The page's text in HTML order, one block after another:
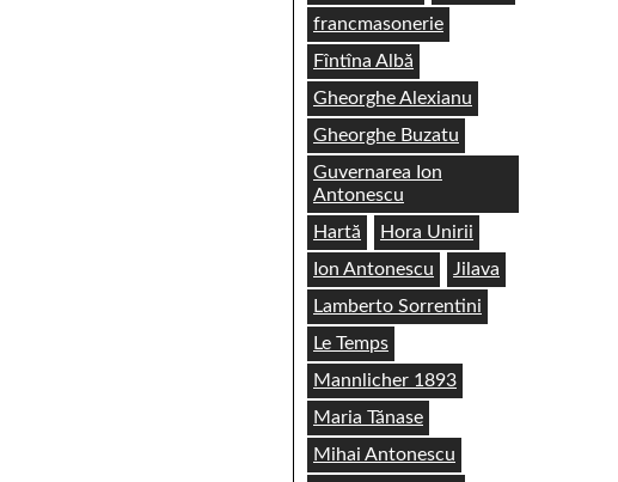
francmasonerie
Fîntîna Albă
Gheorghe Alexianu
Gheorghe Buzatu
Guvernarea Ion
Antonescu
Hartă
Hora Unirii
Ion Antonescu
Jilava
Lamberto Sorrentini
Le Temps
Mannlicher 1893
Maria Tănase
Mihai Antonescu